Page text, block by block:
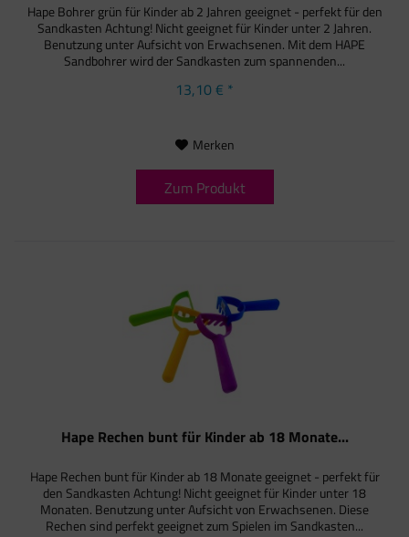
Hape Bohrer grün für Kinder ab 2 Jahren geeignet - perfekt für den
Sandkasten Achtung! Nicht geeignet für Kinder unter 2 Jahren.
Benutzung unter Aufsicht von Erwachsenen. Mit dem HAPE
Sandbohrer wird der Sandkasten zum spannenden...
13,10 € *
Merken
Zum Produkt
Hape Rechen bunt für Kinder ab 18 Monate...
Hape Rechen bunt für Kinder ab 18 Monate geeignet - perfekt für
den Sandkasten Achtung! Nicht geeignet für Kinder unter 18
Monaten. Benutzung unter Aufsicht von Erwachsenen. Diese
Rechen sind perfekt geeignet zum Spielen im Sandkasten...